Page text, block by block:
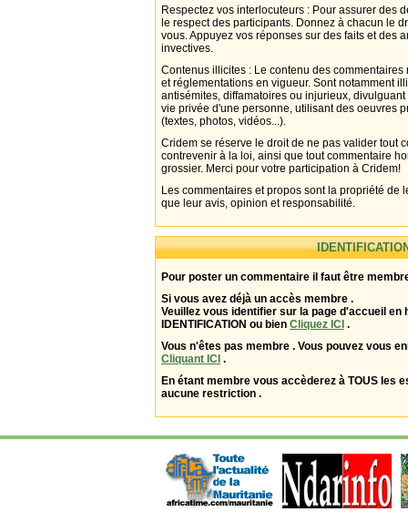
Respectez vos interlocuteurs : Pour assurer des
le respect des participants. Donnez à chacun le
vous. Appuyez vos réponses sur des faits et des
invectives.
Contenus illicites : Le contenu des
et réglementations en vigueur. Sont notamment
antisémites, diffamatoires ou injurieux,
vie privée d'une personne, utilisant des oeuvres
(textes, photos, vidéos...).
Cridem se réserve le droit de ne pas valider tout
contrevenir à la loi, ainsi que tout commentaire
grossier. Merci pour votre participation à Cridem!
Les commentaires et propos sont la propriété de
que leur avis, opinion et responsabilité.
Pour poster un commentaire il faut être
Si vous avez déjà un accès membre .
Veuillez vous identifier sur la page d'accueil en
IDENTIFICATION ou bien Cliquez ICI .
Vous n'êtes pas membre . Vous pouvez vous
Cliquant ICI .
En étant membre vous accèderez à TOUS les
aucune restriction .